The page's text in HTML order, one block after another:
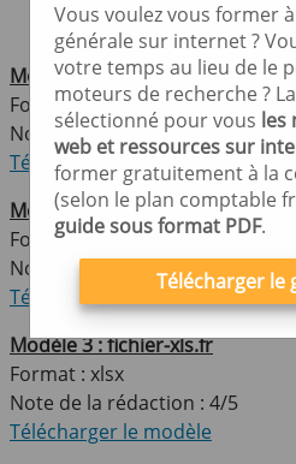
Modèle 1 : fr.excelworld.net
Format : xls
Note de la rédaction : 4/5
Télécharger le modèle
Modèle 2 : excel-
Format : xls
Note de la rédaction : 4/5
Télécharger le modèle
Modèle 3 : fichier-xls.fr
Format : xlsx
Note de la rédaction : 4/5
Télécharger le modèle
Vous voulez vous former
générale sur internet ?
votre temps au lieu de le
moteurs de recherche ?
sélectionné pour vous les
web et ressources sur
former gratuitement à la
(selon le plan comptable
guide sous format PDF.
Télécharger le